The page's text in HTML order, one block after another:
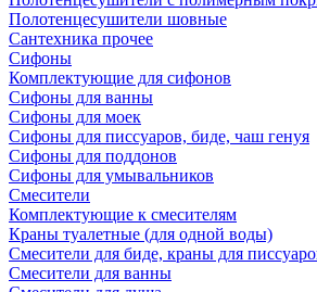
Полотенцесушители шовные
Сантехника прочее
Сифоны
Комплектующие для сифонов
Сифоны для ванны
Сифоны для моек
Сифоны для писсуаров, биде, чаш генуя
Сифоны для поддонов
Сифоны для умывальников
Смесители
Комплектующие к смесителям
Краны туалетные (для одной воды)
Смесители для биде, краны для
Смесители для ванны